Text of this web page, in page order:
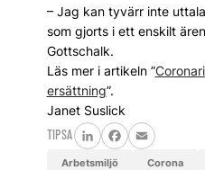
– Jag kan tyvärr inte
som gjorts i ett enskilt
Gottschalk.
Läs mer i artikeln ”
ersättning”.
Janet Suslick
TIPSA
LinkedInFacebook
Email
arbetsmiljö corona